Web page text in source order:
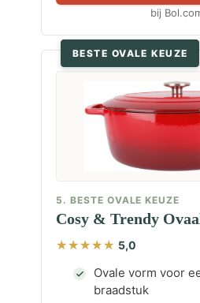
bij
BESTE OVALE KEUZE
5. BESTE OVALE KEUZE
Cosy & Trendy
5,0
Ovale vorm voor
braadstuk